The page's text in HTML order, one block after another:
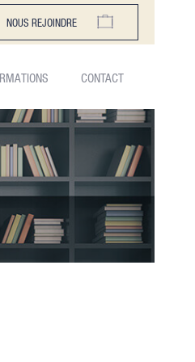
NOUS REJOINDRE
CONTACT